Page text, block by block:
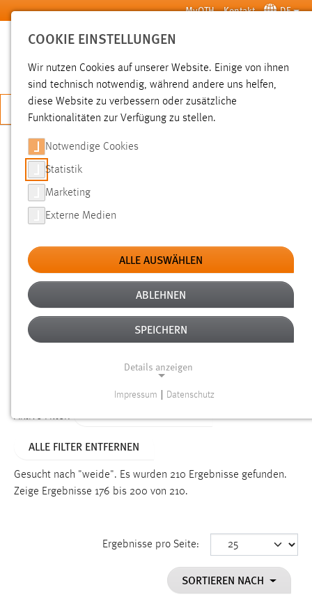
Zum Hauptinhalt springen MyOTH Kontakt DE
SUCHE
JETZT BEWERBEN
SUCHE
FILTER
Typ
Erstellungsdatum
Alter
Aktive Filter:
ALLE FILTER ENTFERNEN
Gesucht nach "weide". Es wurden 210 Ergebnisse gefunden.
Zeige Ergebnisse 176 bis 200 von 210.
Ergebnisse pro Seite:
SORTIEREN NACH
COOKIE EINSTELLUNGEN
Wir nutzen Cookies auf unserer Website. Einige von ihnen
sind technisch notwendig, während andere uns helfen,
diese Website zu verbessern oder zusätzliche
Funktionalitäten zur Verfügung zu stellen.
Notwendige Cookies
Statistik
Marketing
Externe Medien
ALLE AUSWÄHLEN
ABLEHNEN
SPEICHERN
Details anzeigen
Funktionen und sind für die einwandfreie Funktion der
Einverständnis
cookie_consent
Dieser Cookie speichert die ausgewählten Einverständnis-
Impressum Datenschutz